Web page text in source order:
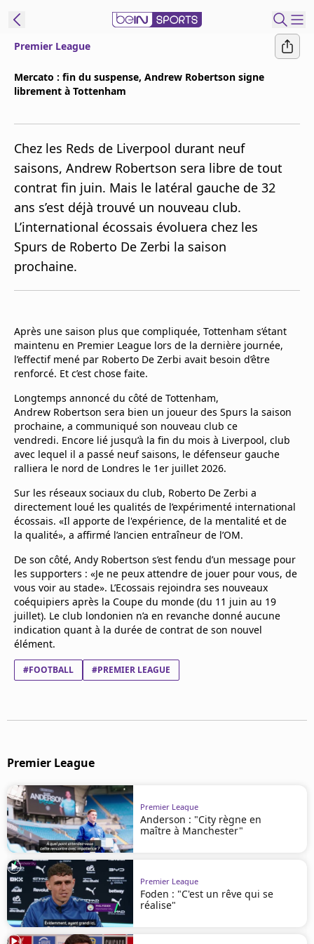
Replays
Podcasts
En Direct
Gérer les
notifications
Contactez nous
Grille TV
beINSPIRED
Mentions légales
Cookies
Protection des données
Paramétrer mon consentement
Premier League
Mercato : fin du suspense, Andrew Robertson signe
librement à Tottenham
Chez les Reds de Liverpool durant neuf
saisons, Andrew Robertson sera libre de tout
contrat fin juin. Mais le latéral gauche de 32
ans s’est déjà trouvé un nouveau club.
L’international écossais évoluera chez les
Spurs de Roberto De Zerbi la saison
prochaine.
Après une saison plus que compliquée, Tottenham s’étant
maintenu en Premier League lors de la dernière journée,
l’effectif mené par Roberto De Zerbi avait besoin d’être
renforcé. Et c’est chose faite.
Longtemps annoncé du côté de Tottenham,
Andrew Robertson sera bien un joueur des Spurs la saison
prochaine, a communiqué son nouveau club ce
vendredi. Encore lié jusqu’à la fin du mois à Liverpool, club
avec lequel il a passé neuf saisons, le défenseur gauche
ralliera le nord de Londres le 1er juillet 2026.
Sur les réseaux sociaux du club, Roberto De Zerbi a
directement loué les qualités de l’expérimenté international
écossais. «Il apporte de l'expérience, de la mentalité et de
la qualité», a affirmé l’ancien entraîneur de l’OM.
De son côté, Andy Robertson s’est fendu d’un message pour
les supporters : «Je ne peux attendre de jouer pour vous, de
vous voir au stade». L’Ecossais rejoindra ses nouveaux
coéquipiers après la Coupe du monde (du 11 juin au 19
juillet). Le club londonien n’a en revanche donné aucune
indication quant à la durée de contrat de son nouvel
élément.
#FOOTBALL #PREMIER LEAGUE
Premier League
Premier League
Anderson : "City règne en
maître à Manchester"
Premier League
Foden : "C'est un rêve qui se
réalise"